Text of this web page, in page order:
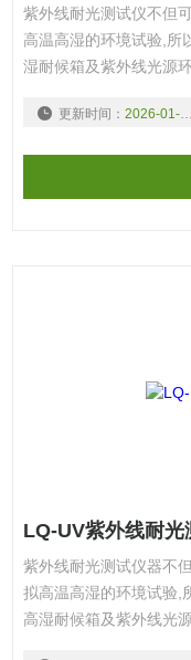
紫外线耐光测试仪不但
高温高湿的环境试验,所
湿耐候箱及紫外线光源
（UV）灯模拟阳光中
更新时间： 2026-01-04
LQ-UV紫外线耐光
紫外线耐光测试仪器不
拟高温高湿的环境试验,
高湿耐候箱及紫外线光